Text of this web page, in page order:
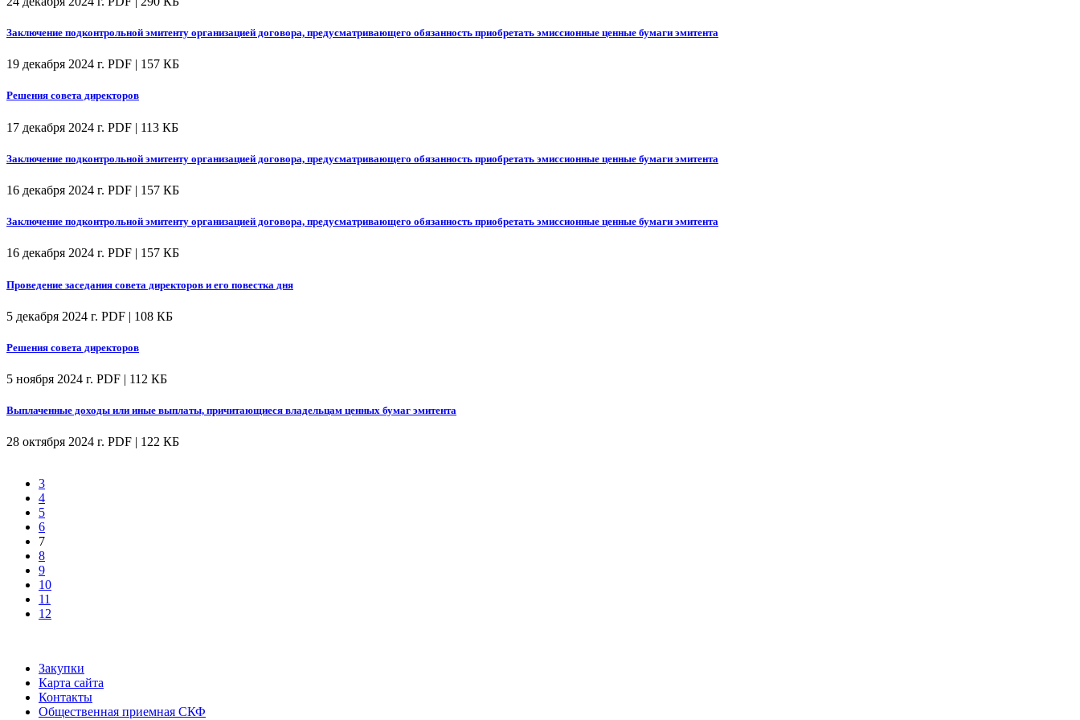
Заключение подконтрольной эмитенту организацией договора, предусматривающего обязанность приобретать эмиссионные ценные бумаги эмитента
19 декабря 2024 г. PDF | 157 КБ
Решения совета директоров
17 декабря 2024 г. PDF | 113 КБ
Заключение подконтрольной эмитенту организацией договора, предусматривающего обязанность приобретать эмиссионные ценные бумаги эмитента
16 декабря 2024 г. PDF | 157 КБ
Заключение подконтрольной эмитенту организацией договора, предусматривающего обязанность приобретать эмиссионные ценные бумаги эмитента
16 декабря 2024 г. PDF | 157 КБ
Проведение заседания совета директоров и его повестка дня
5 декабря 2024 г. PDF | 108 КБ
Решения совета директоров
5 ноября 2024 г. PDF | 112 КБ
Выплаченные доходы или иные выплаты, причитающиеся владельцам ценных бумаг эмитента
28 октября 2024 г. PDF | 122 КБ
3
4
5
6
7
8
9
10
11
12
Закупки
Карта сайта
Контакты
Общественная приемная СКФ